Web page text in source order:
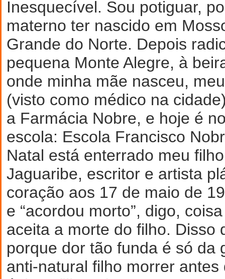
Inesquecível. Sou potiguar,
materno ter nascido em
Grande do Norte. Depois
pequena Monte Alegre, à
onde minha mãe nasceu,
(visto como médico na
a Farmácia Nobre, e hoje é
escola: Escola Francisco
Natal está enterrado meu
Jaguaribe, escritor e artista
coração aos 17 de maio de
e “acordou morto”, digo,
aceita a morte do filho. Disso
porque dor tão funda é só da
anti-natural filho morrer